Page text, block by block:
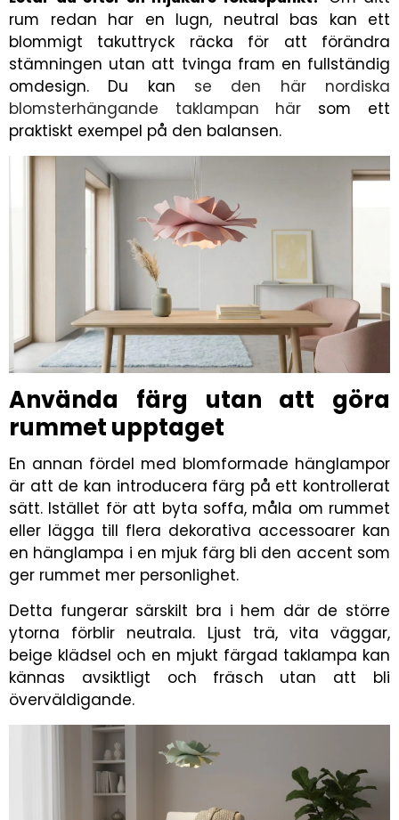
rum redan har en lugn, neutral bas kan ett
blommigt takuttryck räcka för att förändra
stämningen utan att tvinga fram en fullständig
omdesign. Du kan se den här nordiska
blomsterhängande taklampan här som ett
praktiskt exempel på den balansen.
Använda färg utan att göra
rummet upptaget
En annan fördel med blomformade hänglampor
är att de kan introducera färg på ett kontrollerat
sätt. Istället för att byta soffa, måla om rummet
eller lägga till flera dekorativa accessoarer kan
en hänglampa i en mjuk färg bli den accent som
ger rummet mer personlighet.
Detta fungerar särskilt bra i hem där de större
ytorna förblir neutrala. Ljust trä, vita väggar,
beige klädsel och en mjukt färgad taklampa kan
kännas avsiktligt och fräsch utan att bli
överväldigande.